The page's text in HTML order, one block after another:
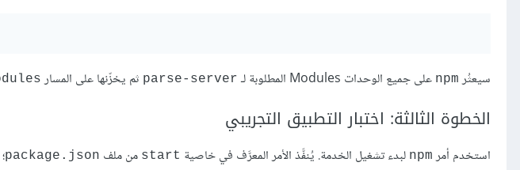
سيعثُر npm على جميع الوحدات Modules المطلوبة لـ parse-server ثم يخزّنها على المسار ~
الخطوة الثالثة: اختبار التطبيق التجريبي
استخدم أمر npm لبدء تشغيل الخدمة. يُنفَّذ الأمر المعرَّف في خاصية start من ملف package.json